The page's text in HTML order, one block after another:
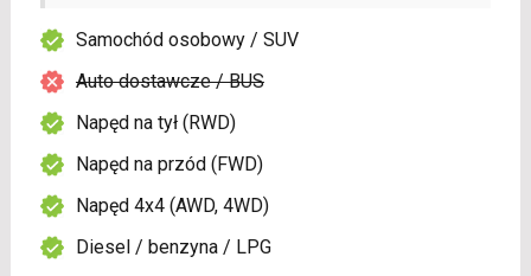
Samochód osobowy / SUV
Auto dostawcze / BUS
Napęd na tył (RWD)
Napęd na przód (FWD)
Napęd 4x4 (AWD, 4WD)
Diesel / benzyna / LPG